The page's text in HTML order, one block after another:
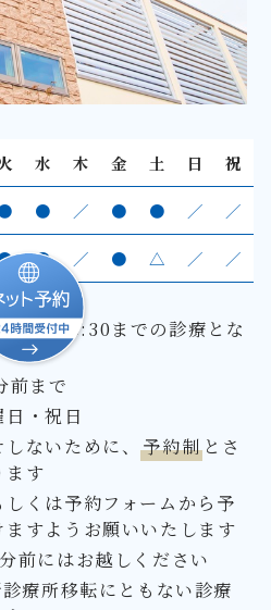
水 木 金 土 日 祝
● ／ ● ● ／ ／
● ／ ● △ ／ ／
～16:30までの診療とな
前まで
・祝日
しないために、予約制 とさ
ます
くは予約フォームから予
すようお願いいたします
前にはお越しください
療所移転にともない診療